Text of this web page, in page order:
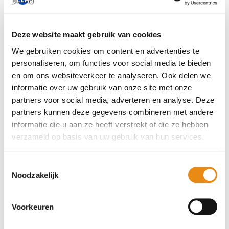
Deze website maakt gebruik van cookies
We gebruiken cookies om content en advertenties te
personaliseren, om functies voor social media te bieden
en om ons websiteverkeer te analyseren. Ook delen we
informatie over uw gebruik van onze site met onze
partners voor social media, adverteren en analyse. Deze
partners kunnen deze gegevens combineren met andere
informatie die u aan ze heeft verstrekt of die ze hebben
verzameld op basis van uw gebruik van hun services.
Noodzakelijk
Voorkeuren
Staalconstructie uitbouw op de Ringdijk,
Staalconstructie uitbouw op de Oranjelaan,
Oegstgeest
Staalconstructie uitbouw op de Laan van
poot, Den haag (1)
Staalconstructie uitbouw op de Laan van
poot, Den haag (2)
Staalconstructie uitbouw op de
Amperestraat, Badhoevedorp
Aluminium hekwerk ASH-R25 op de
Aluminium hekwerk ASH-3015 op de Derde